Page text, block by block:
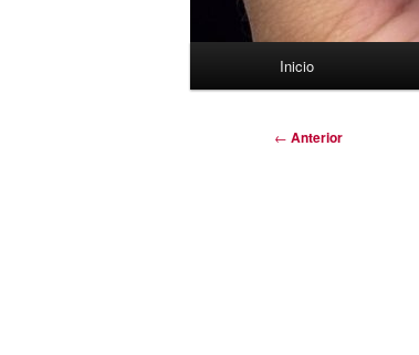
Inicio
Navegación
← Anterior